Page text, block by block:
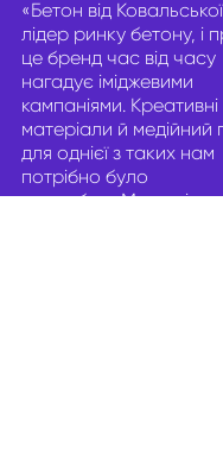
«Бетон від
лідер ринку бетону, і
це бренд час від часу
нагадує іміджевими
кампаніями. Креативні
матеріали й медійний
для однієї з таких нам
потрібно було
розробити.Ми